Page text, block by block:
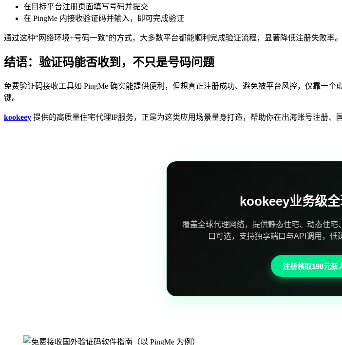
在目标平台注册页面填写号码并提交
在 PingMe 内接收验证码并输入，即可完成验证
通过这种“网络环境+号码一致”的方式，大多数平台都能顺利完成验证流程，显著降低注册失败率。
结语：验证码能否收到，不只是号码问题
免费验证码接收工具如 PingMe 确实能提供便利，但想真正注册成功、避免被平台风控，仅靠一
键。
kookeey 提供的高质量住宅代理IP服务，正是为这类应用场景量身打造，帮助你在出海账号注册、
kookeey业务级
覆盖全球代理网络，提供静态住宅、动态住
口可选，支持独享端口与API调用，
注册领取198元新